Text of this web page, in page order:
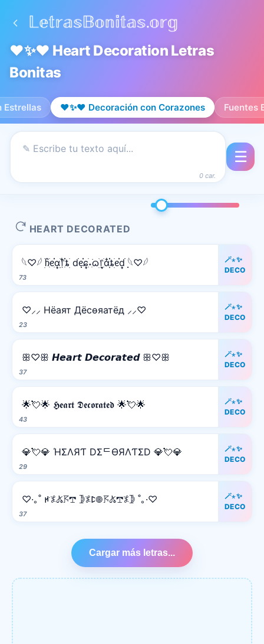
❤️✨❤️ Heart Decoration Letras
Bonitas
Estrellas ❤️✨❤️ Decoración con Corazones Fuentes
0 car.
☰
HEART DECORATED
73
𓆩♡𓆪 ׅׄჩִׂᧉ᩠ִׂ֗αׂׅׅ᥅ִ໋֗ȶׂׅ dׂׂ݂݂ᧉ᩠֗ɕִׄ˖ִ࣪ᦒ᩠ׂׅ᥅ִׂαִׂ໋ׅׅ֗ȶׂׅᧉ᩠֗dׂׂ݂݂ 𓆩♡𓆪
🪄⋆✨
DECO
23
♡⸝⸝ Hёаят Дёcѳяатёд ⸝⸝♡
🪄⋆✨
DECO
37
ꕥ♡ꕥ 𝙃𝙚𝙖𝙧𝙩 𝘿𝙚𝙘𝙤𝙧𝙖𝙩𝙚𝙙 ꕥ♡ꕥ
🪄⋆✨
DECO
43
🌟💘🌟 𝕳𝖊𝖆𝖗𝖙 𝕯𝖊𝖈𝖔𝖗𝖆𝖙𝖊𝖉 🌟💘🌟
🪄⋆✨
DECO
29
💎💘💎 ΉΣΛЯƬ DΣᄃӨЯΛƬΣD 💎💘💎
🪄⋆✨
DECO
37
♡·｡˚ ꛅ𖤟𖤬𖦪𖢧 𖤀𖤟ꛕ𖣠𖦪𖤬𖢧𖤟𖤀 ˚｡·♡
🪄⋆✨
DECO
Cargar más letras...